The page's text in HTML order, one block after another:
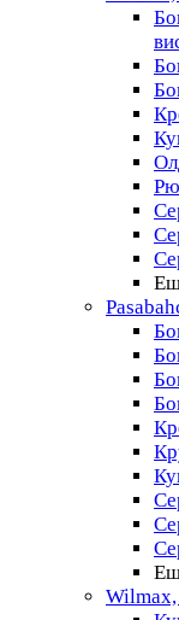
Wilmax,